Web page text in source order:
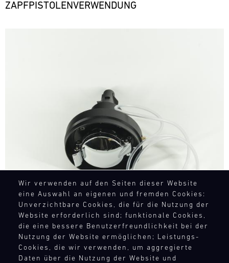
Wir verwenden auf den Seiten dieser Website
eine Auswahl an eigenen und fremden Cookies:
Unverzichtbare Cookies, die für die Nutzung der
Website erforderlich sind; funktionale Cookies,
die eine bessere Benutzerfreundlichkeit bei der
Nutzung der Website ermöglichen; Leistungs-
Cookies, die wir verwenden, um aggregierte
Daten über die Nutzung der Website und
ZAPFPISTOLENVERWENDUNG